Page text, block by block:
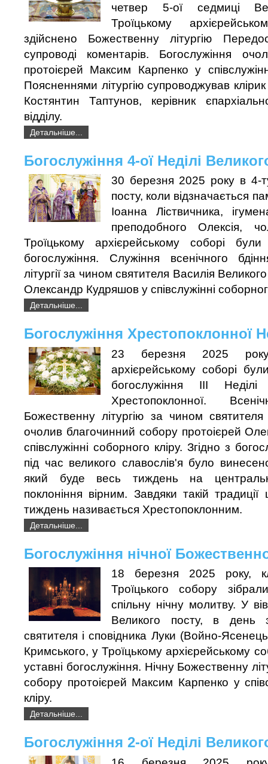
четвер 5-ої седмиці
Троїцькому
здійснено Божественну літургію
супроводі коментарів. Богослужіння
протоієрей Максим Карпенко у
Поясненнями літургію супроводжував
Костянтин Таптунов, керівник
відділу.
Детальніше...
Богослужіння 4-ої Неділі
30 березня 2025 року в 4-
посту, коли відзначається
Іоанна Ліствичника,
преподобного Олексія,
Троїцькому архієрейському соборі були
богослужіння. Служіння всенічного
літургії за чином святителя Василія
Олександр Кудряшов у співслужінні
Детальніше...
Богослужіння Хрестопоклонної
23 березня 2025
архієрейському соборі
богослужіння III
Хрестопоклонної.
Божественну літургію за чином
очолив благочинний собору протоієрей
співслужінні соборного кліру. Згідно з
під час великого славослів'я було
який буде весь тиждень на
поклоніння вірним. Завдяки такій
тиждень називається Хрестопоклонним.
Детальніше...
Богослужіння нічної
18 березня 2025 року,
Троїцького собору
спільну нічну молитву. У
Великого посту, в день
святителя і сповідника Луки (Войно-
Кримського, у Троїцькому архієрейському
уставні богослужіння. Нічну Божественну
собору протоієрей Максим Карпенко у
кліру.
Детальніше...
Богослужіння 2-ої Неділі